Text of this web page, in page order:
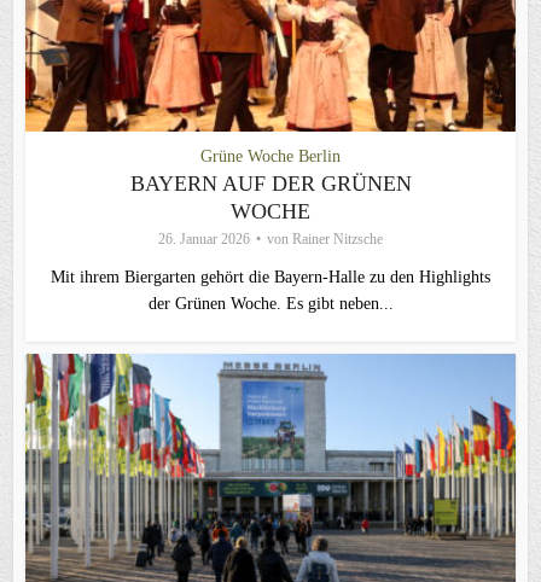
Grüne Woche Berlin
BAYERN AUF DER GRÜNEN
WOCHE
26. Januar 2026 von Rainer Nitzsche
Mit ihrem Biergarten gehört die Bayern-Halle zu den Highlights
der Grünen Woche. Es gibt neben...